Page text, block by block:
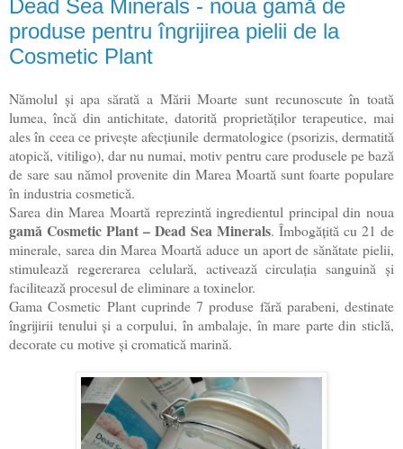
Dead Sea Minerals - noua gamă de
produse pentru îngrijirea pielii de la
Cosmetic Plant
Nămolul și apa sărată a Mării Moarte sunt recunoscute în toată
lumea, încă din antichitate, datorită proprietăților terapeutice, mai
ales în ceea ce privește afecțiunile dermatologice (psorizis, dermatită
atopică, vitiligo), dar nu numai, motiv pentru care produsele pe bază
de sare sau nămol provenite din Marea Moartă sunt foarte populare
în industria cosmetică.
Sarea din Marea Moartă reprezintă ingredientul principal din noua
gamă Cosmetic Plant – Dead Sea Minerals. Îmbogățită cu 21 de
minerale, sarea din Marea Moartă aduce un aport de sănătate pielii,
stimulează regererarea celulară, activează circulația sanguină și
facilitează procesul de eliminare a toxinelor.
Gama Cosmetic Plant cuprinde 7 produse fără parabeni, destinate
îngrijirii tenului și a corpului, în ambalaje, în mare parte din sticlă,
decorate cu motive și cromatică marină.